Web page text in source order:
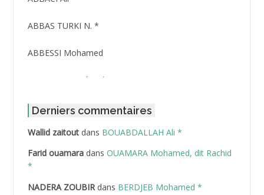
ABBAS TURKI N. *
ABBESSI Mohamed
ABBOUR Azzedine *
ABDAT Amar
ABDEDDAIM Hamid
ABDELAZIZ Mohamed
ABDELHAFID Lakhdar
Derniers commentaires
Wallid zaitoutdans BOUABDALLAH Ali *
Farid ouamaradans OUAMARA Mohamed, dit Rachid
*
NADERA ZOUBIRdans BERDJEB Mohamed *